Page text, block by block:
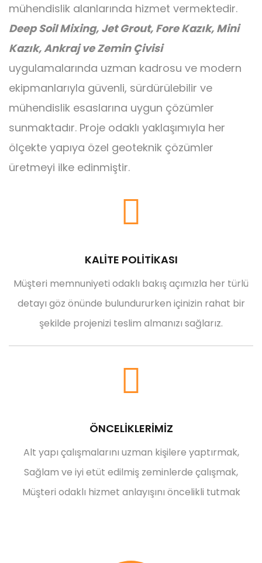
Mini Kazık
mühendislik alanlarında hizmet vermektedir.
Deep Soil Mixing, Jet Grout, Fore Kazık, Mini
Kazık, Ankraj ve Zemin Çivisi
uygulamalarında uzman kadrosu ve modern
ekipmanlarıyla güvenli, sürdürülebilir ve
mühendislik esaslarına uygun çözümler
sunmaktadır. Proje odaklı yaklaşımıyla her
ölçekte yapıya özel geoteknik çözümler
üretmeyi ilke edinmiştir.
KALİTE POLİTİKASI
Müşteri memnuniyeti odaklı bakış açımızla her türlü
detayı göz önünde bulundururken içinizin rahat bir
şekilde projenizi teslim almanızı sağlarız.
ÖNCELİKLERİMİZ
Alt yapı çalışmalarını uzman kişilere yaptırmak,
Sağlam ve iyi etüt edilmiş zeminlerde çalışmak,
Müşteri odaklı hizmet anlayışını öncelikli tutmak